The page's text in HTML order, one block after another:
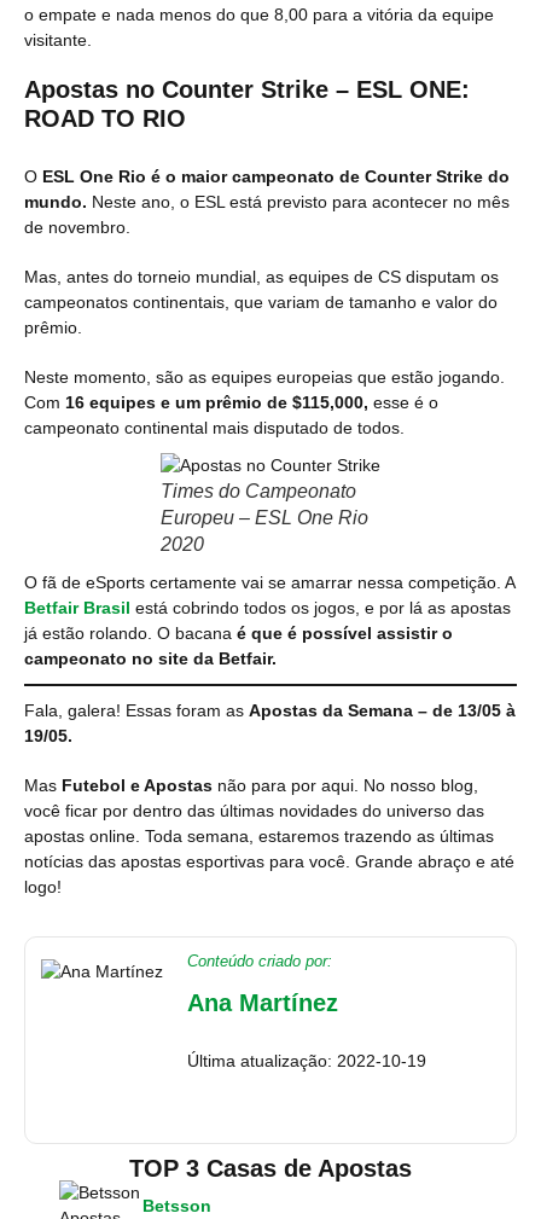
o empate e nada menos do que 8,00 para a vitória da equipe
visitante.
Apostas no Counter Strike – ESL ONE:
ROAD TO RIO
O ESL One Rio é o maior campeonato de Counter Strike do
mundo. Neste ano, o ESL está previsto para acontecer no mês
de novembro.
Mas, antes do torneio mundial, as equipes de CS disputam os
campeonatos continentais, que variam de tamanho e valor do
prêmio.
Neste momento, são as equipes europeias que estão jogando.
Com 16 equipes e um prêmio de $115,000, esse é o
campeonato continental mais disputado de todos.
Times do Campeonato
Europeu – ESL One Rio
2020
O fã de eSports certamente vai se amarrar nessa competição. A
Betfair Brasil está cobrindo todos os jogos, e por lá as apostas
já estão rolando. O bacana é que é possível assistir o
campeonato no site da Betfair.
Fala, galera! Essas foram as Apostas da Semana – de 13/05 à
19/05.
Mas Futebol e Apostas não para por aqui. No nosso blog,
você ficar por dentro das últimas novidades do universo das
apostas online. Toda semana, estaremos trazendo as últimas
notícias das apostas esportivas para você. Grande abraço e até
logo!
Conteúdo criado por:
Ana Martínez
Última atualização: 2022-10-19
TOP 3 Casas de Apostas
Betsson